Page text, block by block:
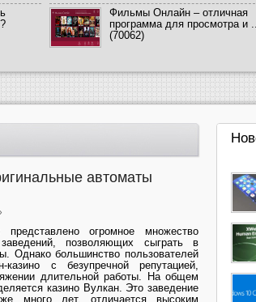
Фильмы Онлайн – отличная
программа для просмотра и
(70062)
автоматы
огромное множество
позволяющих сыграть в
Однако большинство пользователей
казино с безупречной репутацией,
длительной работы. На общем
казино Вулкан. Это заведение
много лет, отличается высоким